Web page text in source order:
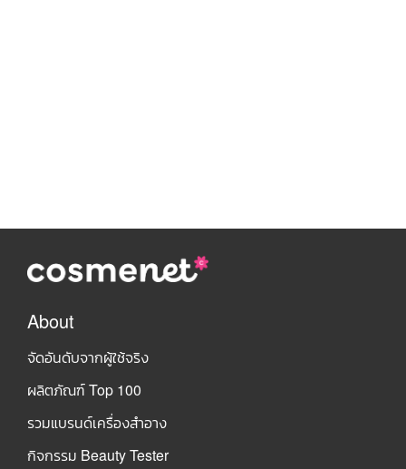
About
จัดอันดับจากผู้ใช้จริง
ผลิตภัณฑ์ Top 100
รวมแบรนด์เครื่องสำอาง
กิจกรรม Beauty Tester